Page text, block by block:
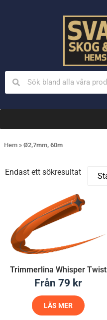
Hem » Ø2,7mm, 60m
Endast ett sökresultat
Trimmerlina Whisper Twist
Från 79 kr
LÄS MER